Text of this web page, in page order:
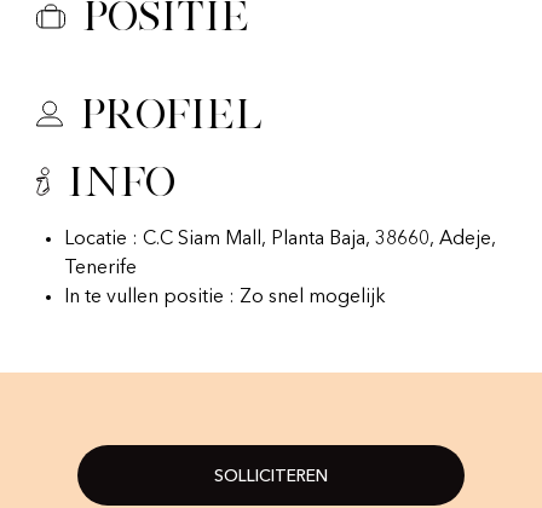
Positie
Profiel
Info
Locatie : C.C Siam Mall, Planta Baja, 38660, Adeje,
Tenerife
In te vullen positie : Zo snel mogelijk
SOLLICITEREN